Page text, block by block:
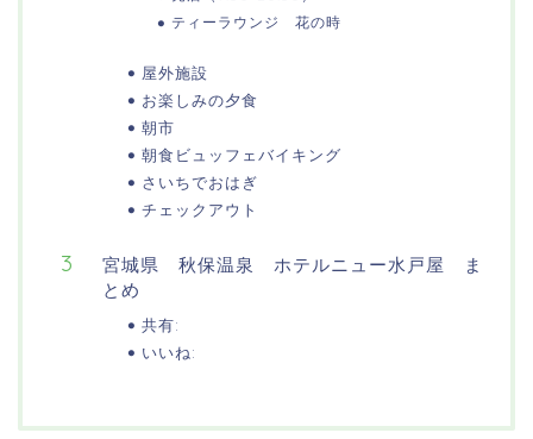
ティーラウンジ 花の時
屋外施設
お楽しみの夕食
朝市
朝食ビュッフェバイキング
さいちでおはぎ
チェックアウト
宮城県 秋保温泉 ホテルニュー水戸屋 ま
とめ
共有:
いいね: